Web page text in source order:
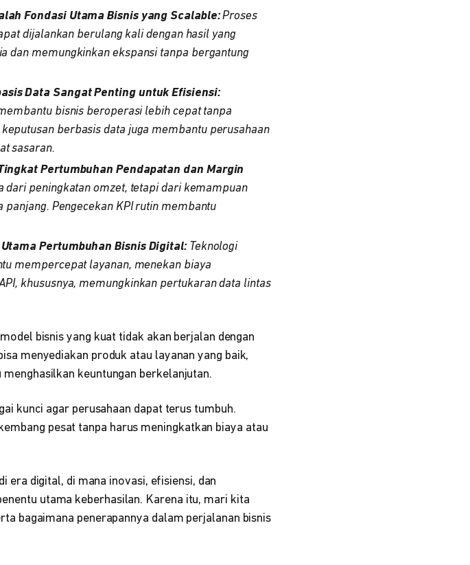
Fondasi Utama Bisnis yang Scalable:Proses
dijalankan berulang kali dengan hasil yang
dan memungkinkan ekspansi tanpa bergantung
Data Sangat Penting untuk Efisiensi:
bisnis beroperasi lebih cepat tanpa
berbasis data juga membantu perusahaan
sasaran.
Pertumbuhan Pendapatan dan Margin
peningkatan omzet, tetapi dari kemampuan
Pengecekan KPI rutin membantu
Pertumbuhan Bisnis Digital:Teknologi
mempercepat layanan, menekan biaya
khususnya, memungkinkan pertukaran data lintas
bisnis yang kuat tidak akan berjalan dengan
menyediakan produk atau layanan yang baik,
keuntungan berkelanjutan.
kunci agar perusahaan dapat terus tumbuh.
pesat tanpa harus meningkatkan biaya atau
era digital, di mana inovasi, efisiensi, dan
utama keberhasilan. Karena itu, mari kita
bagaimana penerapannya dalam perjalanan bisnis